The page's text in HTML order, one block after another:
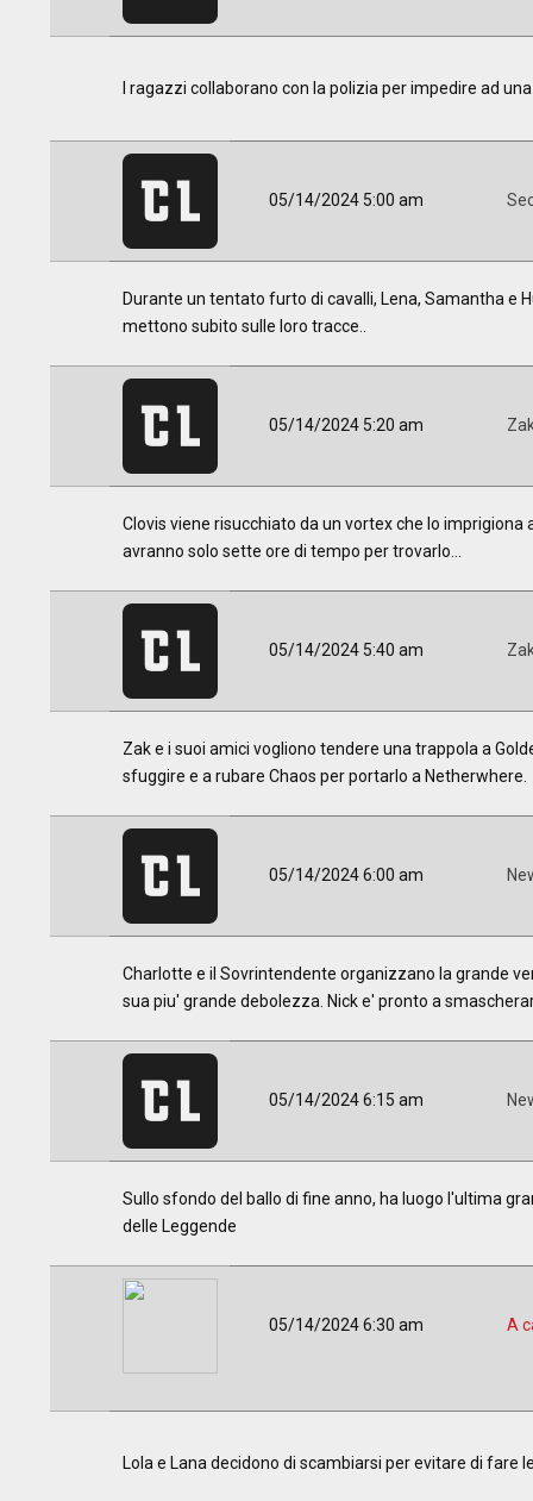
I ragazzi collaborano con la polizia per impedire ad
05/14/2024 5:00 am
Durante un tentato furto di cavalli, Lena, Samantha e
mettono subito sulle loro tracce..
05/14/2024 5:20 am
Clovis viene risucchiato da un vortex che lo imprigiona
avranno solo sette ore di tempo per trovarlo...
05/14/2024 5:40 am
Zak e i suoi amici vogliono tendere una trappola a
sfuggire e a rubare Chaos per portarlo a Netherwhere.
05/14/2024 6:00 am
Charlotte e il Sovrintendente organizzano la grande
sua piu' grande debolezza. Nick e' pronto a
05/14/2024 6:15 am
Sullo sfondo del ballo di fine anno, ha luogo l'ultima
delle Leggende
05/14/2024 6:30 am A
Lola e Lana decidono di scambiarsi per evitare di fare